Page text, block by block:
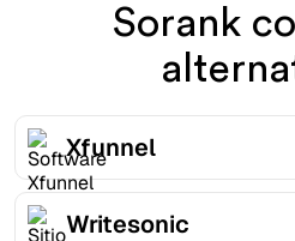
Sorank
Xfunnel
Writesonic